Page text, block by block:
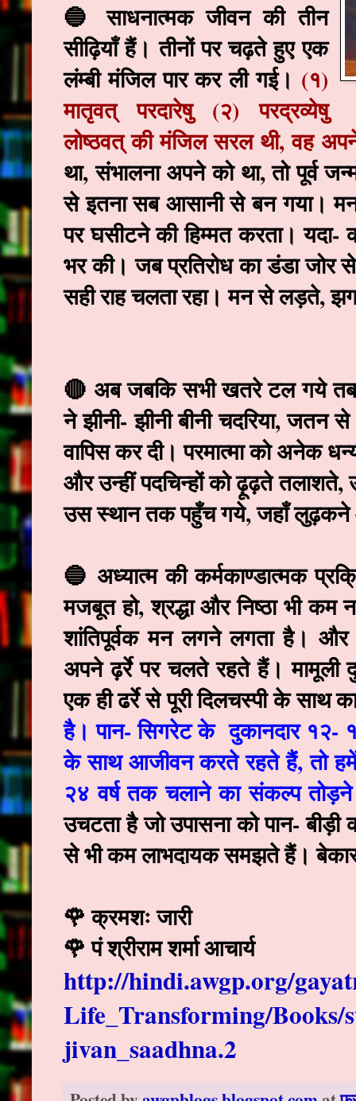
🔵 साधनात्मक जीवन की तीन
सीढ़ियाँ हैं। तीनों पर चढ़ते हुए एक
लंम्बी मंजिल पार कर ली गई। (१)
मातृवत् परदारेषु (२) परद्रव्येषु
लोष्ठवत् की मंजिल सरल थी, वह
था, संभालना अपने को था, तो पूर्व
से इतना सब आसानी से बन गया। मन
पर घसीटने की हिम्मत करता।
भर की। जब प्रतिरोध का डंडा जोर
सही राह चलता रहा। मन से लड़ते,
🔴 अब जबकि सभी खतरे टल गये
ने झीनी- झीनी बीनी चदरिया, जतन
वापिस कर दी। परमात्मा को अनेक
और उन्हीं पदचिन्हों को ढ़ूढ़ते
उस स्थान तक पहुँच गये, जहाँ लुढ़कने
🔵 अध्यात्म की कर्मकाण्डात्मक
मजबूत हो, श्रद्धा और निष्ठा भी कम
शांतिपूर्वक मन लगने लगता है। और
अपने ढ़र्रे पर चलते रहते हैं। मामूली
एक ही ढर्रे से पूरी दिलचस्पी के साथ
है। पान- सिगरेट के दुकानदार १२-
के साथ आजीवन करते रहते हैं, तो हमें
२४ वर्ष तक चलाने का संकल्प
उचटता है जो उपासना को पान-
से भी कम लाभदायक समझते हैं।
🌹 क्रमशः जारी
🌹 पं श्रीराम शर्मा आचार्य
http://hindi.awgp.org/
Life_Transforming/Books/
jivan_saadhna.2